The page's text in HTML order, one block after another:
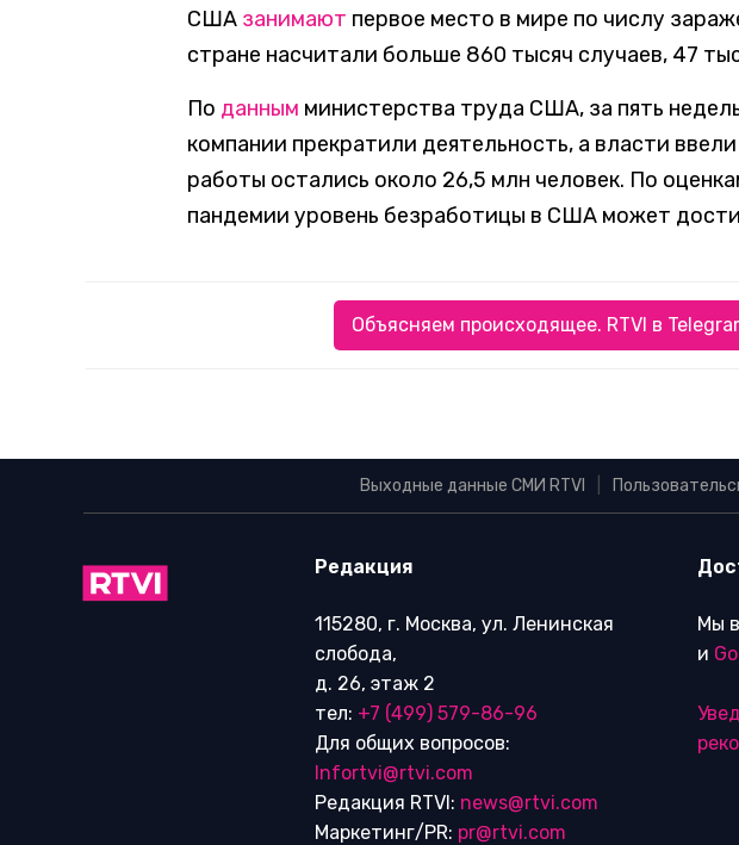
США занимают первое место в мире по числу
стране насчитали больше 860 тысяч случаев, 47
По данным министерства труда США, за пять
компании прекратили деятельность, а власти
работы остались около 26,5 млн человек. По
пандемии уровень безработицы в США может
Объясняем происходящее. RTVI в
Выходные данные СМИ RTVI
Редакция
115280, г. Москва, ул. Ленинская
слобода,
д. 26, этаж 2
тел: +7 (499) 579-86-96
Для общих вопросов:
Infortvi@rtvi.com
Редакция RTVI: news@rtvi.com
Маркетинг/PR: pr@rtvi.com
Мы в
и